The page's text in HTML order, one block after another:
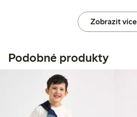
Zobrazit více
Podobné produkty